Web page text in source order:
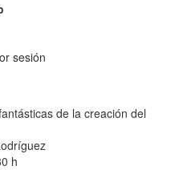
sesión
de la creación del
h